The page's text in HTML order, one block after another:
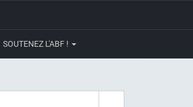
SOUTENEZ L'ABF !